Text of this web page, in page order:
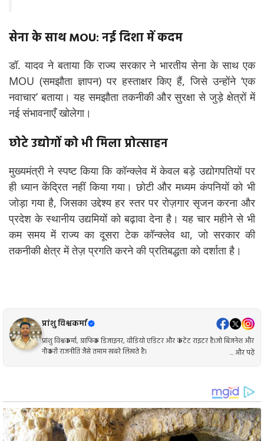
सेना के साथ MOU: नई दिशा में कदम
डॉ. यादव ने बताया कि राज्य सरकार ने भारतीय सेना के साथ एक
MOU (समझौता ज्ञापन) पर हस्ताक्षर किए हैं, जिसे उन्होंने ‘एक
नवाचार’ बताया। यह समझौता तकनीकी और सुरक्षा से जुड़े क्षेत्रों में
नई संभावनाएँ खोलेगा।
छोटे उद्योगों को भी मिला प्रोत्साहन
मुख्यमंत्री ने स्पष्ट किया कि कॉन्क्लेव में केवल बड़े उद्योगपतियों पर
ही ध्यान केंद्रित नहीं किया गया। छोटी और मध्यम कंपनियों को भी
जोड़ा गया है, जिसका उद्देश्य हर स्तर पर रोज़गार सृजन करना और
प्रदेश के स्थानीय उद्यमियों को बढ़ावा देना है। यह चार महीने से भी
कम समय में राज्य का दूसरा टेक कॉन्क्लेव था, जो सरकार की
तकनीकी क्षेत्र में तेज़ प्रगति करने की प्रतिबद्धता को दर्शाता है।
प्रांशु विश्वकर्मा
प्रांशु विश्वकर्मा, ग्राफिक डिजाइनर, वीडियो एडिटर और कंटेंट राइटर है।जो बिजनेश और
नौकरी राजनीति जैसे तमाम खबरे लिखते है।
... और पढ़ें